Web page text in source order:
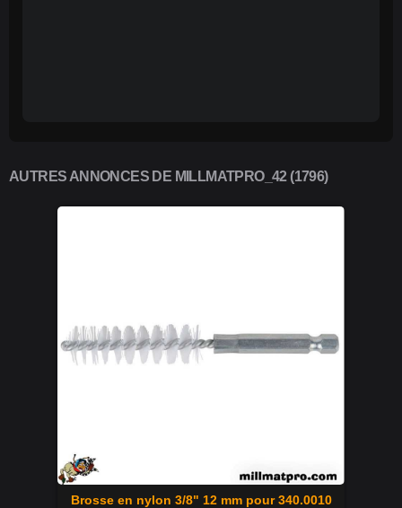
AUTRES ANNONCES DE MILLMATPRO_42 (1796)
Brosse en nylon 3/8" 12 mm pour 340.0010